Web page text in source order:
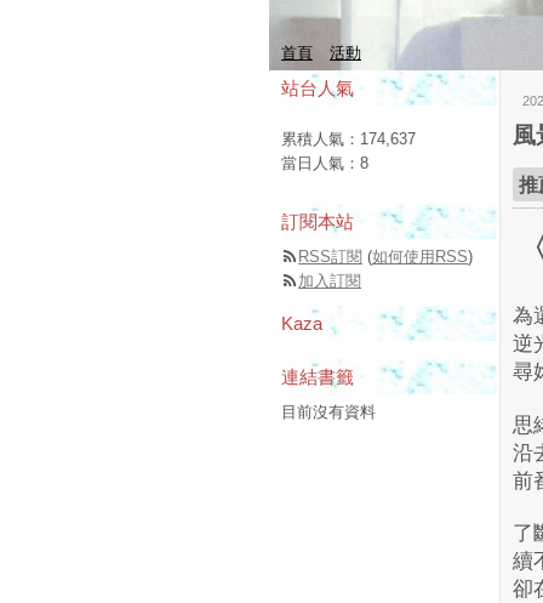
首頁 活動
風
推
為
逆
尋
思
沿
前
了
續
卻
站台人氣
累積人氣： 174,637
當日人氣： 8
訂閱本站
RSS訂閱 (如何使用RSS)
加入訂閱
Kaza
連結書籤
目前沒有資料